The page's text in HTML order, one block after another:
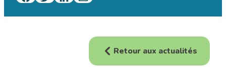
Retour aux actualités